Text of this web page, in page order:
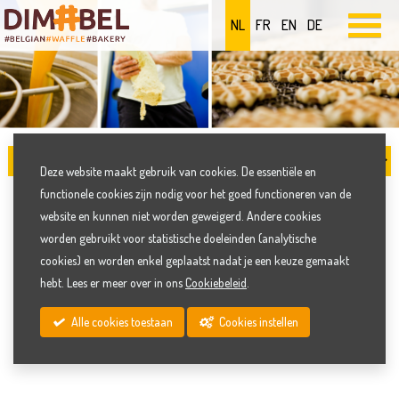
NL FR EN DE
BIO WAFELS
Wafelbakkerij Dimabel is dé specialist in Europa in de
Alle biologische wafels zijn gecertificeerd door
Deze website maakt gebruik van cookies. De essentiële en
functionele cookies zijn nodig voor het goed functioneren van de
website en kunnen niet worden geweigerd. Andere cookies
worden gebruikt voor statistische doeleinden (analytische
cookies) en worden enkel geplaatst nadat je een keuze gemaakt
hebt. Lees er meer over in onsCookiebeleid
Alle cookies toestaan Cookies instellen